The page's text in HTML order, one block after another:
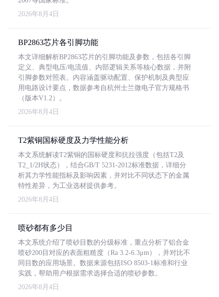
2026年8月4日
BP2863芯片各引脚功能
本文详细解析BP2863芯片的引脚功能及参数，包括各引脚
定义、典型电压/电流值、内部逻辑关系等核心数据，并附
引脚参数对照表。内容涵盖驱动配置、保护机制及典型应
用电路设计要点，数据参考自杭州士兰微电子官方规格书
（版本V1.2）。
2026年8月4日
T2紫铜国标硬度及力学性能分析
本文系统解读T2紫铜的国标硬度和抗拉强度（包括T2及
T2_1/2H状态），结合GB/T 5231-2012标准数据，详细分
析其力学性能指标及影响因素，并对比不同状态下的金属
特性差异，为工业选材提供参考。
2026年8月4日
喷砂都有多少目
本文系统介绍了喷砂目数的分级标准，重点分析了铝合金
喷砂200目对应的表面粗糙度（Ra 3.2-6.3μm），并对比不
同目数的应用场景。数据来源包括ISO 8503-1标准和行业
实践，帮助用户根据需求选择合适的喷砂参数。
2026年8月4日